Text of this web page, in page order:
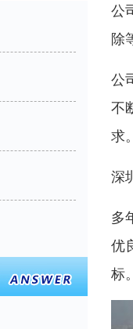
公
除
公
不
求
深
多
优
标